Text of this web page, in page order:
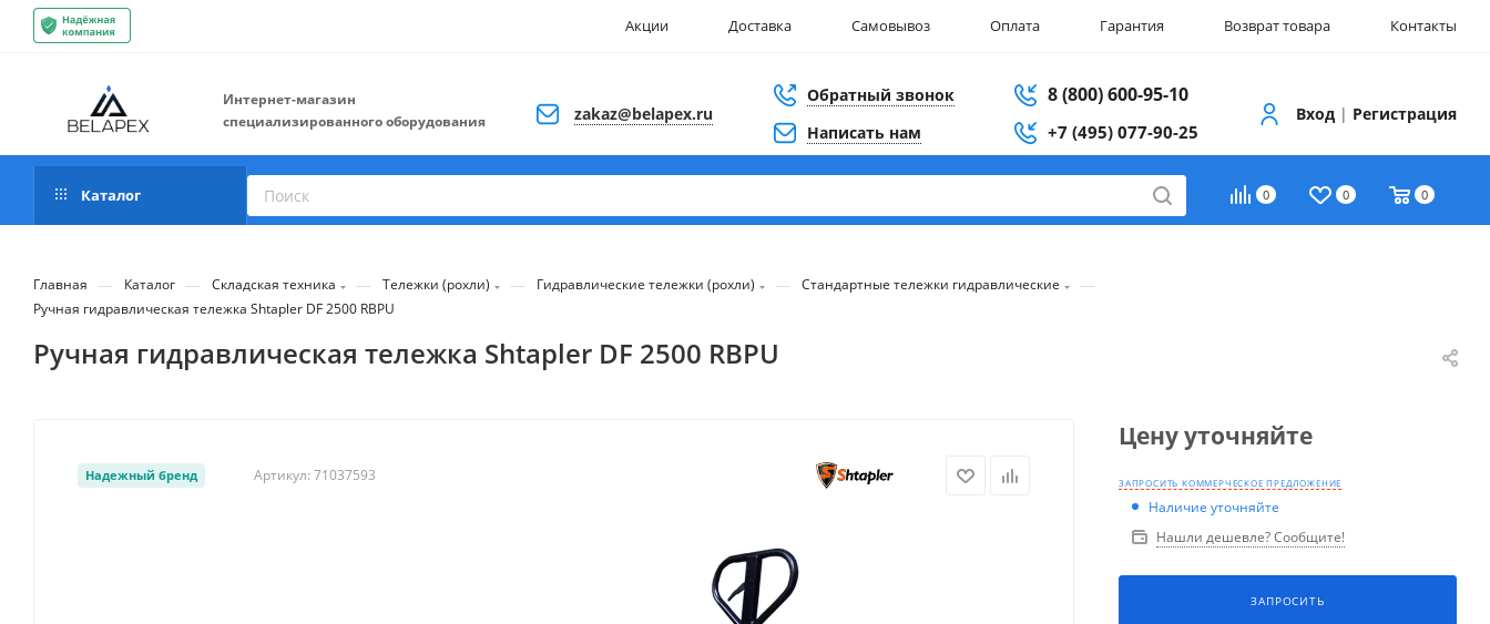
Акции Доставка Самовывоз Оплата Гарантия Возврат товара Контакты
Интернет-магазин
специализированного оборудования
zakaz@belapex.ru
Обратный звонок
Написать нам
8 (800) 600-95-10
+7 (495) 077-90-25
Вход | Регистрация
0 0 0
Каталог
Главная — Каталог — Складская техника — Тележки (рохли) — Гидравлические тележки (рохли) — Стандартные тележки гидравлические —
Ручная гидравлическая тележка Shtapler DF 2500 RBPU
Ручная гидравлическая тележка Shtapler DF 2500 RBPU
Надежный бренд Артикул: 71037593
Цену уточняйте
ЗАПРОСИТЬ КОММЕРЧЕСКОЕ ПРЕДЛОЖЕНИЕ
Наличие уточняйте
Нашли дешевле? Сообщите!
ЗАПРОСИТЬ